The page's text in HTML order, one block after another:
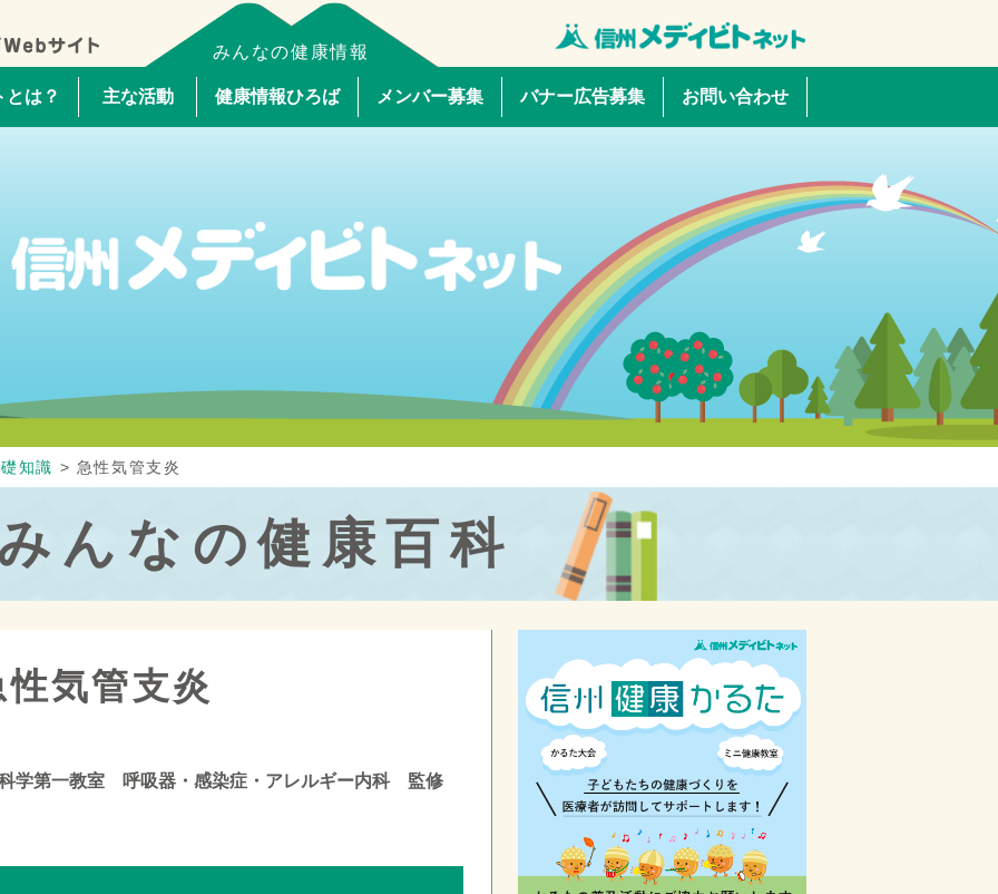
みんなの健康情報
とは？ 主な活動 健康情報ひろば メンバー募集 バナー広告募集 お問い合わせ
知識 > 急性気管支炎
んなの健康百科
性気管支炎
学第一教室 呼吸器・感染症・アレルギー内科 監修